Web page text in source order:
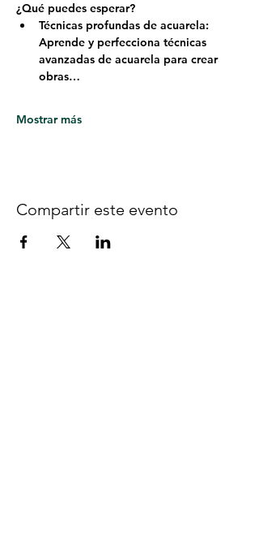
¿Qué puedes esperar?
Técnicas profundas de acuarela:
Aprende y perfecciona técnicas
avanzadas de acuarela para crear
obras…
Mostrar más
Compartir este evento